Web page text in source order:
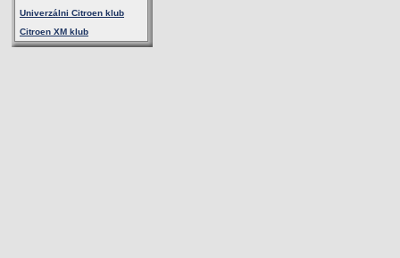
Univerzálni Citroen klub
Citroen XM klub